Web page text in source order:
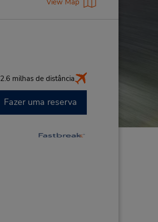
2.6 milhas de distância
Fazer uma reserva